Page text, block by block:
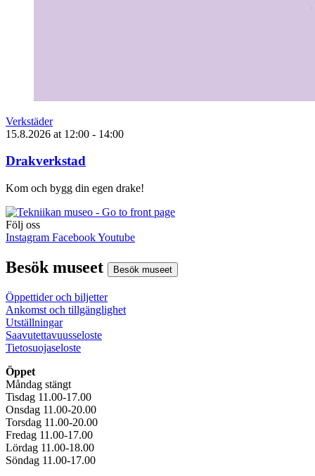
Verkstäder
15.8.2026 at 12:00 - 14:00
Drakverkstad
Kom och bygg din egen drake!
Följ oss
Instagram FacebookYoutube
Besök museet Besök museet
Öppettider och biljetter
Ankomst och tillgänglighet
Utställningar
Saavutettavuusseloste
Tietosuojaseloste
Öppet
Måndag stängt
Tisdag 11.00-17.00
Onsdag 11.00-20.00
Torsdag 11.00-20.00
Fredag 11.00-17.00
Lördag 11.00-18.00
Söndag 11.00-17.00